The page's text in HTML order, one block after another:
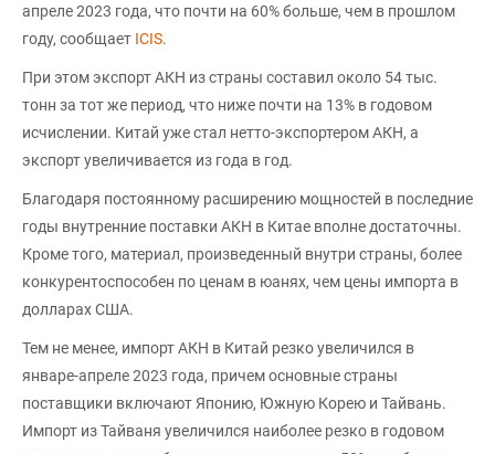
апреле 2023 года, что почти на 60% больше, чем в прошлом
году, сообщает ICIS.
При этом экспорт АКН из страны составил около 54 тыс.
тонн за тот же период, что ниже почти на 13% в годовом
исчислении. Китай уже стал нетто-экспортером АКН, а
экспорт увеличивается из года в год.
Благодаря постоянному расширению мощностей в последние
годы внутренние поставки AКН в Китае вполне достаточны.
Кроме того, материал, произведенный внутри страны, более
конкурентоспособен по ценам в юанях, чем цены импорта в
долларах США.
Тем не менее, импорт AКН в Китай резко увеличился в
январе-апреле 2023 года, причем основные страны
поставщики включают Японию, Южную Корею и Тайвань.
Импорт из Тайваня увеличился наиболее резко в годовом